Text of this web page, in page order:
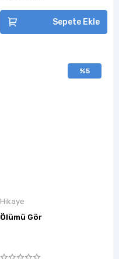
Sepete Ekle
%5
Hikaye
Ölümü Gör